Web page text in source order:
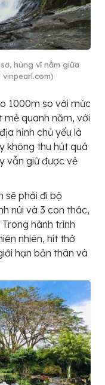
hùng vĩ nằm giữa
1000m so với mức
mẻ quanh năm, với
hỉnh chủ yếu là
không thu hút quá
vẫn giữ được vẻ
sẽ phải đi bộ
núi và 3 con thác,
hành trình
nhiên, hít thở
hạn bản thân và